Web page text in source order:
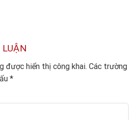
được hiển thị công khai. Các trường
*